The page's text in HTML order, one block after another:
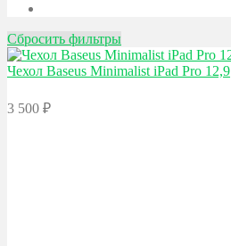
Сбросить фильтры
Чехол Baseus Minimalist iPad Pro 12,9
3 500 ₽